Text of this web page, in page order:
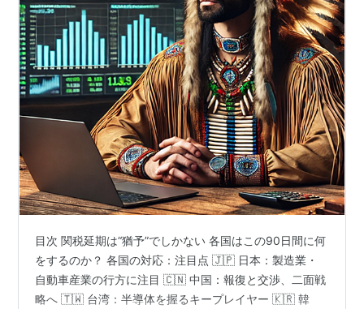
目次 関税延期は“猶予”でしかない 各国はこの90日間に何
をするのか？ 各国の対応：注目点 🇯🇵 日本：製造業・
自動車産業の行方に注目 🇨🇳 中国：報復と交渉、二面戦
略へ 🇹🇼 台湾：半導体を握るキープレイヤー 🇰🇷 韓